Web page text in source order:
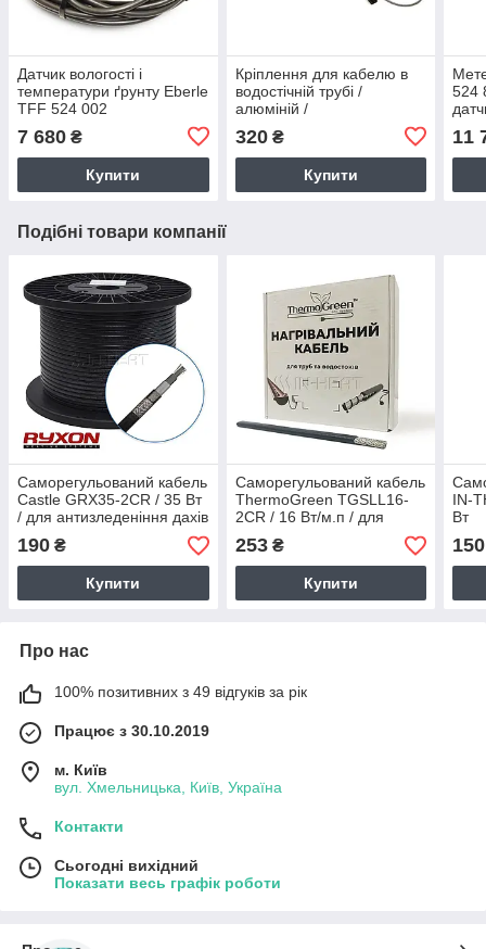
Датчик вологості і
температури ґрунту Eberle
TFF 524 002
7 680 ₴
Купити
Кріплення для кабелю в
водостічній трубі /
алюміній /
металополімерний трос /
1 м.п.
320₴
Купити
524
11
Подібні товари компанії
Саморегульований кабель
Castle GRX35-2CR / 35 Вт
/ для антизледеніння дахів
та водостоків
190 ₴
Купити
Саморегульований кабель
ThermoGreen TGSLL16-
2CR / 16 Вт/м.п / для
антизледеніння дахів та
водостоків
253₴
Купити
IN-
Вт
150
Про нас
100% позитивних з 49 відгуків за рік
Працює з 30.10.2019
м. Київ
вул. Хмельницька, Київ, Україна
Контакти
Сьогодні вихідний
Показати весь графік роботи